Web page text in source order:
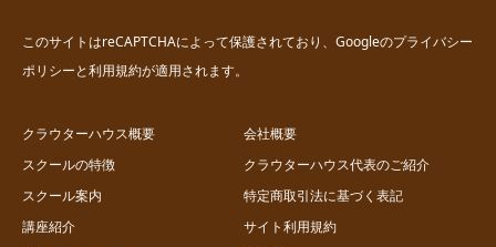
このサイトはreCAPTCHAによって保護されており、Googleのプライバシー
ポリシーと利用規約が適用されます。
クラウターハウス概要
スクールの特徴
スクール案内
講座紹介
会社概要
クラウターハウス代表のご紹介
特定商取引法に基づく表記
サイト利用規約